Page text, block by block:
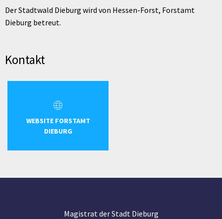
Der Stadtwald Dieburg wird von Hessen-Forst, Forstamt
Dieburg betreut.
Kontakt
WEBSITE FORSTAMT
DIEBURG
Magistrat der Stadt Dieburg